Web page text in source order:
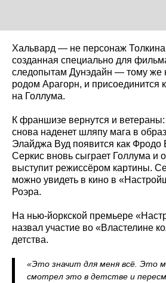
Хальвард — не персонаж
созданная специально для
следопытам Дунэдайн — тому же
родом Арагорн, и присоединится
на Голлума.
К франшизе вернутся и
снова наденет шляпу мага в
Элайджа Вуд появится как Фродо
Серкис вновь сыграет Голлума и
выступит режиссёром картины.
можно увидеть в кино в
Роэра.
На нью-йоркской премьере
назвал участие во «Властелине
детства.
«Это значит для меня всё. Это
смотрел это в детстве и